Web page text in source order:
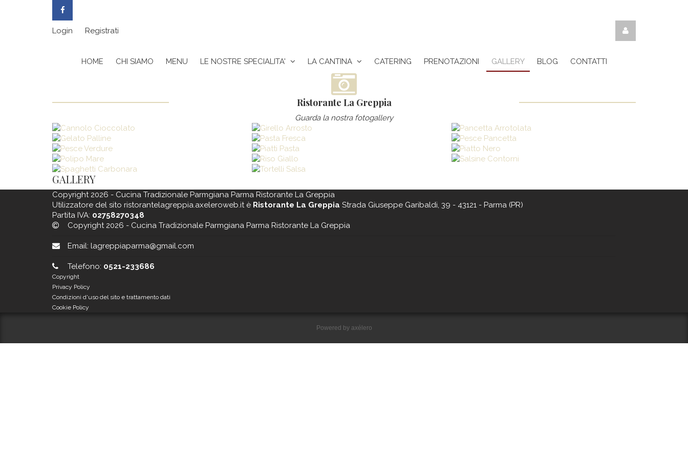
Login Registrati
HOME CHI SIAMO MENU LE NOSTRE SPECIALITA' LA CANTINA CATERING PRENOTAZIONI GALLERY BLOG CONTATTI
Ristorante La Greppia
Guarda la nostra fotogallery
GALLERY
Copyright 2026 - Cucina Tradizionale Parmgiana Parma Ristorante La Greppia
Utilizzatore del sito ristorantelagreppia.axeleroweb.it è Ristorante La Greppia Strada Giuseppe Garibaldi, 39 - 43121 - Parma (PR)
Partita IVA: 02758270348
Copyright 2026 - Cucina Tradizionale Parmgiana Parma Ristorante La Greppia
Email: lagreppiaparma@gmail.com
Telefono: 0521-233686
Copyright
Privacy Policy
Condizioni d'uso del sito e trattamento dati
Cookie Policy